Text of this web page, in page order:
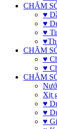
CHĂM
♥
♥
♥
CHĂM
♥
♥
CHĂM
Xịt
♥
♥
♥